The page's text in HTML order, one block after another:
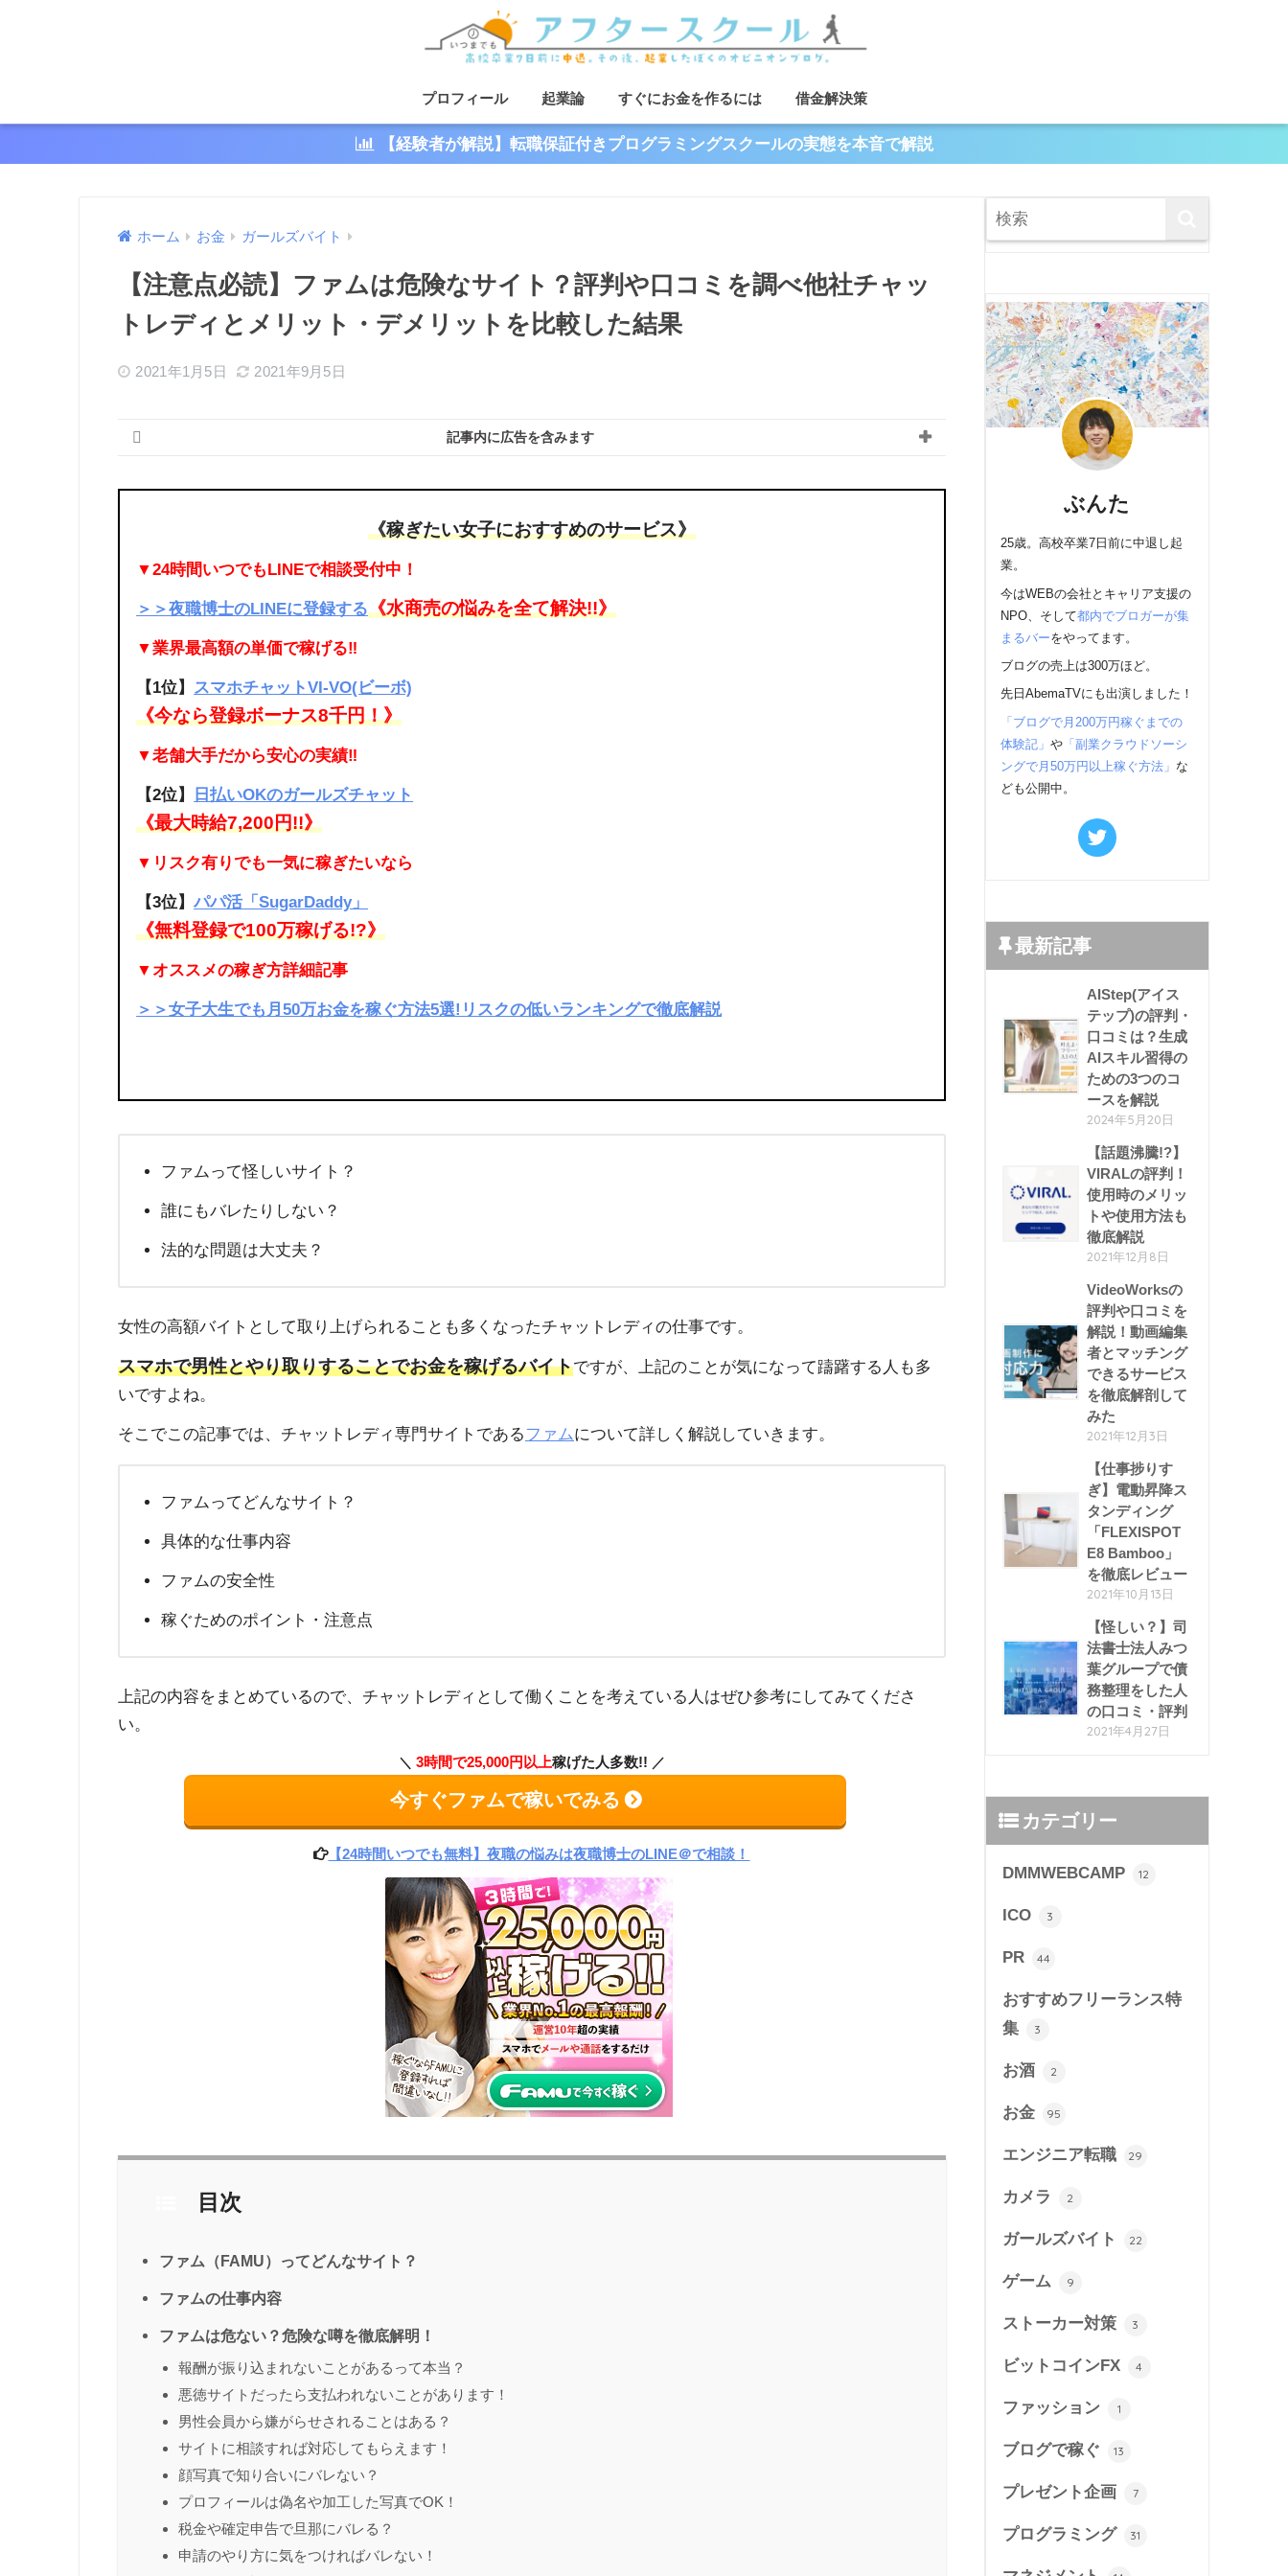
プロフィール 起業論 すぐにお金を作るには 借金解決策
【経験者が解説】転職保証付きプログラミングスクールの実態を本音で解説
ホーム お金 ガールズバイト
【注意点必読】ファムは危険なサイト？評判や口コミを調べ他社チャッ
トレディとメリット・デメリットを比較した結果
2021年1月5日 2021年9月5日
記事内に広告を含みます
《稼ぎたい女子におすすめのサービス》
▼24時間いつでもLINEで相談受付中！
＞＞夜職博士のLINEに登録する《水商売の悩みを全て解決!!》
▼業界最高額の単価で稼げる‼
【1位】 スマホチャットVI-VO(ビーボ)
《今なら登録ボーナス8千円！》
▼老舗大手だから安心の実績‼
【2位】 日払いOKのガールズチャット
《最大時給7,200円!!》
▼リスク有りでも一気に稼ぎたいなら
【3位】パパ活「SugarDaddy」
《無料登録で100万稼げる!?》
▼オススメの稼ぎ方詳細記事
＞＞女子大生でも月50万お金を稼ぐ方法5選!リスクの低いランキングで徹底解説
ファムって怪しいサイト？
誰にもバレたりしない？
法的な問題は大丈夫？
女性の高額バイトとして取り上げられることも多くなったチャットレディの仕事です。
スマホで男性とやり取りすることでお金を稼げるバイトですが、上記のことが気になって躊躇する人も多
いですよね。
そこでこの記事では、チャットレディ専門サイトであるファムについて詳しく解説していきます。
ファムってどんなサイト？
具体的な仕事内容
ファムの安全性
稼ぐためのポイント・注意点
上記の内容をまとめているので、チャットレディとして働くことを考えている人はぜひ参考にしてみてくださ
い。
3時間で25,000円以上稼げた人多数!!
今すぐファムで稼いでみる
【24時間いつでも無料】夜職の悩みは夜職博士のLINE＠で相談！
目次
ファム（FAMU）ってどんなサイト？
ファムの仕事内容
ファムは危ない？危険な噂を徹底解明！
報酬が振り込まれないことがあるって本当？
悪徳サイトだったら支払われないことがあります！
男性会員から嫌がらせされることはある？
サイトに相談すれば対応してもらえます！
顔写真で知り合いにバレない？
プロフィールは偽名や加工した写真でOK！
税金や確定申告で旦那にバレる？
申請のやり方に気をつければバレない！
ぶんた
25歳。高校卒業7日前に中退し起
業。
今はWEBの会社とキャリア支援の
NPO、そして都内でブロガーが集
まるバーをやってます。
ブログの売上は300万ほど。
先日AbemaTVにも出演しました！
「ブログで月200万円稼ぐまでの
体験記」 や「副業クラウドソーシ
ングで月50万円以上稼ぐ方法」 な
ども公開中。
最新記事
AIStep(アイス
テップ)の評判・
口コミは？生成
AIスキル習得の
ための3つのコ
ースを解説
2024年5月20日
【話題沸騰!?】
VIRALの評判！
使用時のメリッ
トや使用方法も
徹底解説
2021年12月8日
VideoWorksの
評判や口コミを
解説！動画編集
者とマッチング
できるサービス
を徹底解剖して
みた
2021年12月3日
【仕事捗りす
ぎ】電動昇降ス
タンディング
「FLEXISPOT
E8 Bamboo」
を徹底レビュー
2021年10月13日
【怪しい？】司
法書士法人みつ
葉グループで債
務整理をした人
の口コミ・評判
2021年4月27日
カテゴリー
DMMWEBCAMP 12
ICO 3
PR 44
おすすめフリーランス特
集
3
お酒 2
お金 95
エンジニア転職 29
カメラ 2
ガールズバイト 22
ゲーム 9
ストーカー対策 3
ビットコインFX 4
ファッション 1
ブログで稼ぐ 13
プレゼント企画 7
プログラミング 31